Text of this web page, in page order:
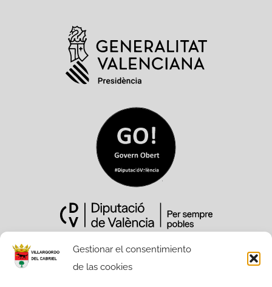
Gestionar el consentimiento
de las cookies